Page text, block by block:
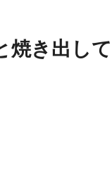
焼き出し